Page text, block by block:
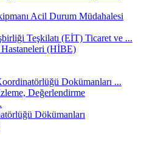
Acil Durum Müdahalesi
Teşkilatı (EİT) Ticaret ve ...
(HİBE)
Dokümanları ...
Değerlendirme
Dökümanları